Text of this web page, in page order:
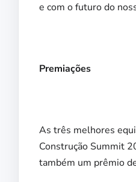
e com o futuro do
Premiações
As três melhores
Construção Summit
também um prêmio